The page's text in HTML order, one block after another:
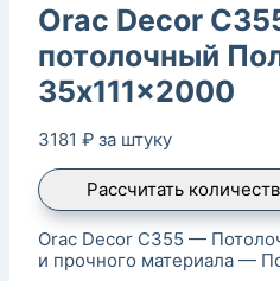
Orac Decor
потолочный
35x111x2000
3181 ₽ за штуку
Рассчитать
Orac Decor C355 —
и прочного материала —